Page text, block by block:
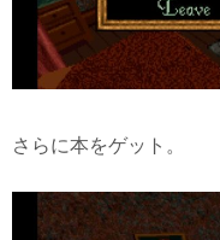
さらに本をゲット。